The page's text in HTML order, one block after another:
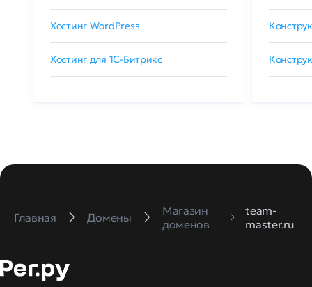
Хостинг WordPress
Хостинг для 1C-Битрикс
Главная Домены
Магазин
доменов
team-
master.ru